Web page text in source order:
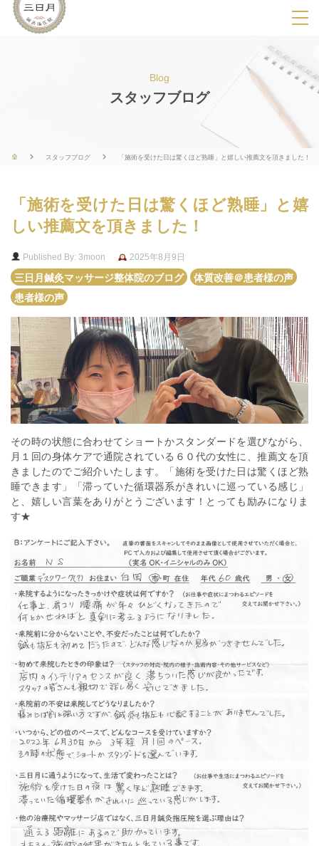
SPメニ
ー
展
用
ボ
Blog
スタッフブログ
スタッフブログ 「施術を受けた日は驚くほど熟睡」と嬉しい推薦文を頂きました！
「施術を受けた日は驚くほど熟睡」と嬉
しい推薦文を頂きました！
Published By: 3moon
2025年8月9日
三日月鍼灸マッサージ整体院のブログ
体質改善＠患者様の声
患者様の声
その時の状態に合わせてショートかスタンダードを選びながら、
月１回の身体ケアで通院されている６０代の女性に、推薦文を頂
きましたのでご紹介いたします。「施術を受けた日は驚くほど熟
睡できます」「滞っていた循環器系がきれいに巡っている感じ」
と、嬉しい言葉をありがとうございます！とっても励みになりま
す★